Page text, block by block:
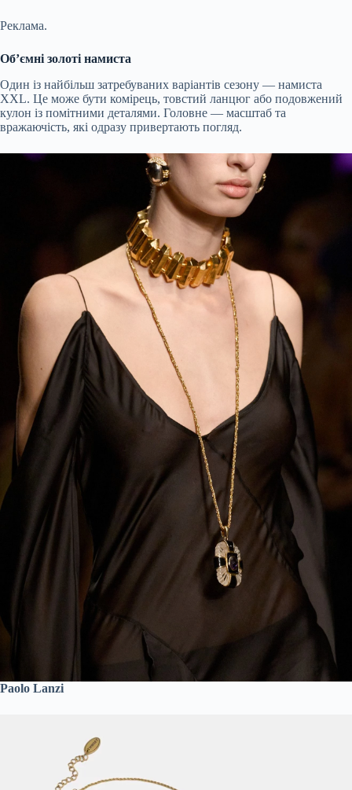
Реклама.
Об’ємні золоті намиста
Один із найбільш затребуваних варіантів сезону — намиста
XXL. Це може бути комірець, товстий ланцюг або подовжений
кулон із помітними деталями. Головне — масштаб та
вражаючість, які одразу привертають погляд.
Paolo Lanzi